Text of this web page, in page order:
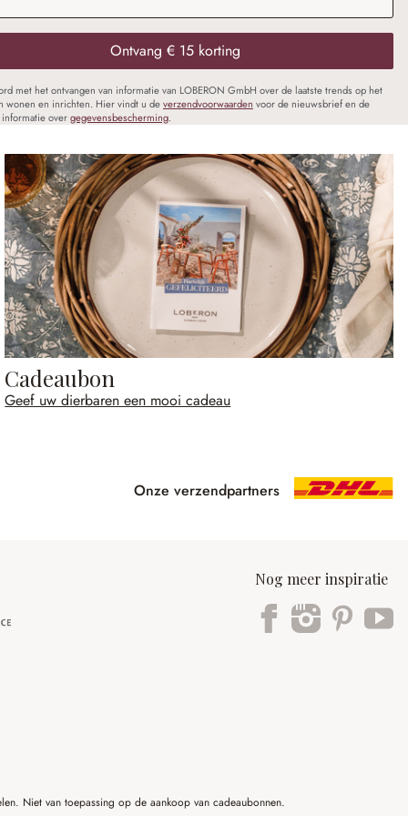
Ontvang € 15 korting
met het ontvangen van informatie van LOBERON GmbH over de laatste trends op het
wonen en inrichten. Hier vindt u deverzendvoorwaarden voor de nieuwsbrief en de
overgegevensbescherming.
Cadeaubon
Geef uw dierbaren een mooi cadeau
Onze verzendpartners
Nog meer inspiratie
Niet van toepassing op de aankoop van cadeaubonnen.